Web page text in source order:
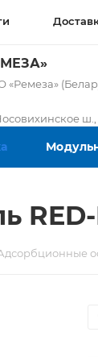
ш.,